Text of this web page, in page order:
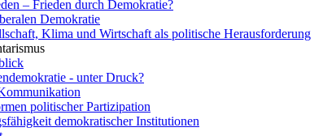
– Frieden durch Demokratie?
Demokratie
Klima und Wirtschaft als politische Herausforderung
- unter Druck?
politischer Partizipation
demokratischer Institutionen